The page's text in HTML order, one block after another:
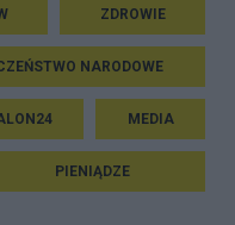
ZDROWIE
NARODOWE
MEDIA
PIENIĄDZE